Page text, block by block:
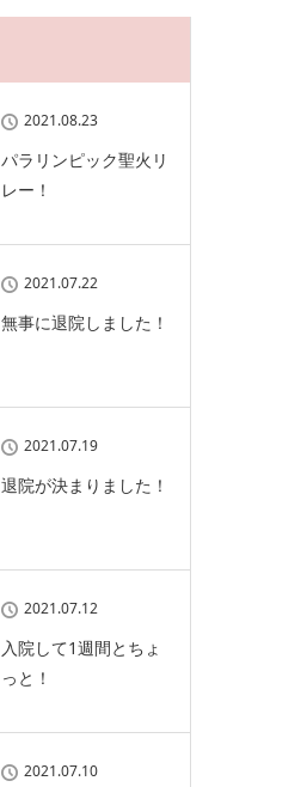
2021.08.23
パラリンピック聖火リ
レー！
2021.07.22
無事に退院しました！
2021.07.19
退院が決まりました！
2021.07.12
入院して1週間とちょ
っと！
2021.07.10